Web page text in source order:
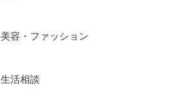
美容・ファッション
生活相談